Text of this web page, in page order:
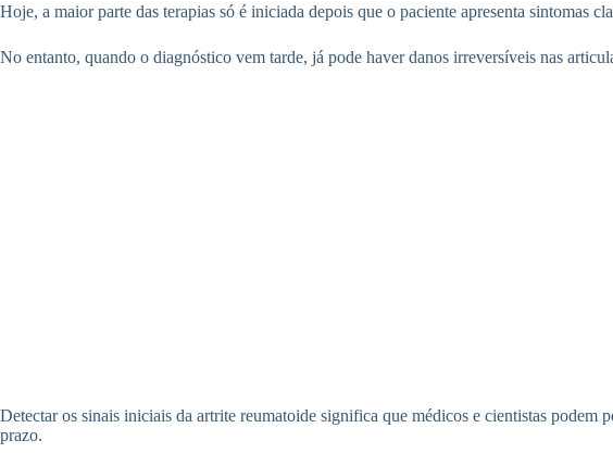
Hoje, a maior parte das terapias só é iniciada depois que o paciente apresenta sintomas
No entanto, quando o diagnóstico vem tarde, já pode haver danos irreversíveis nas
Detectar os sinais iniciais da artrite reumatoide significa que médicos e cientistas
prazo.